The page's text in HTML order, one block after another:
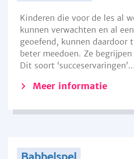
Kinderen die voor de les al
kunnen verwachten en al
geoefend, kunnen daardoor
beter meedoen. Ze
Dit soort ‘succeservaringen’...
Meer informatie